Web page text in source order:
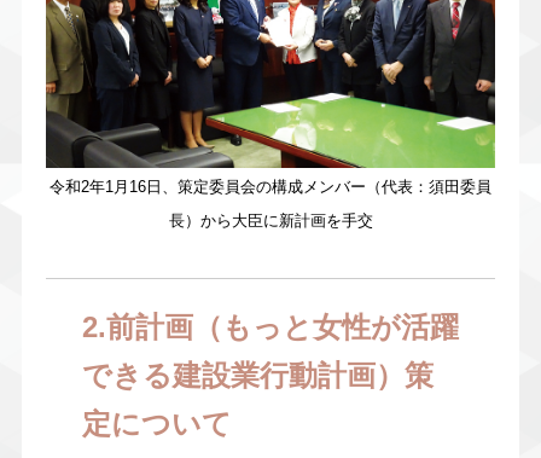
令和2年1月16日、策定委員会の構成メンバー（代表：須田委員
長）から大臣に新計画を手交
2.前計画（もっと女性が活躍
できる建設業行動計画）策
定について